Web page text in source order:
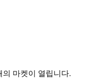
마켓이 열립니다.